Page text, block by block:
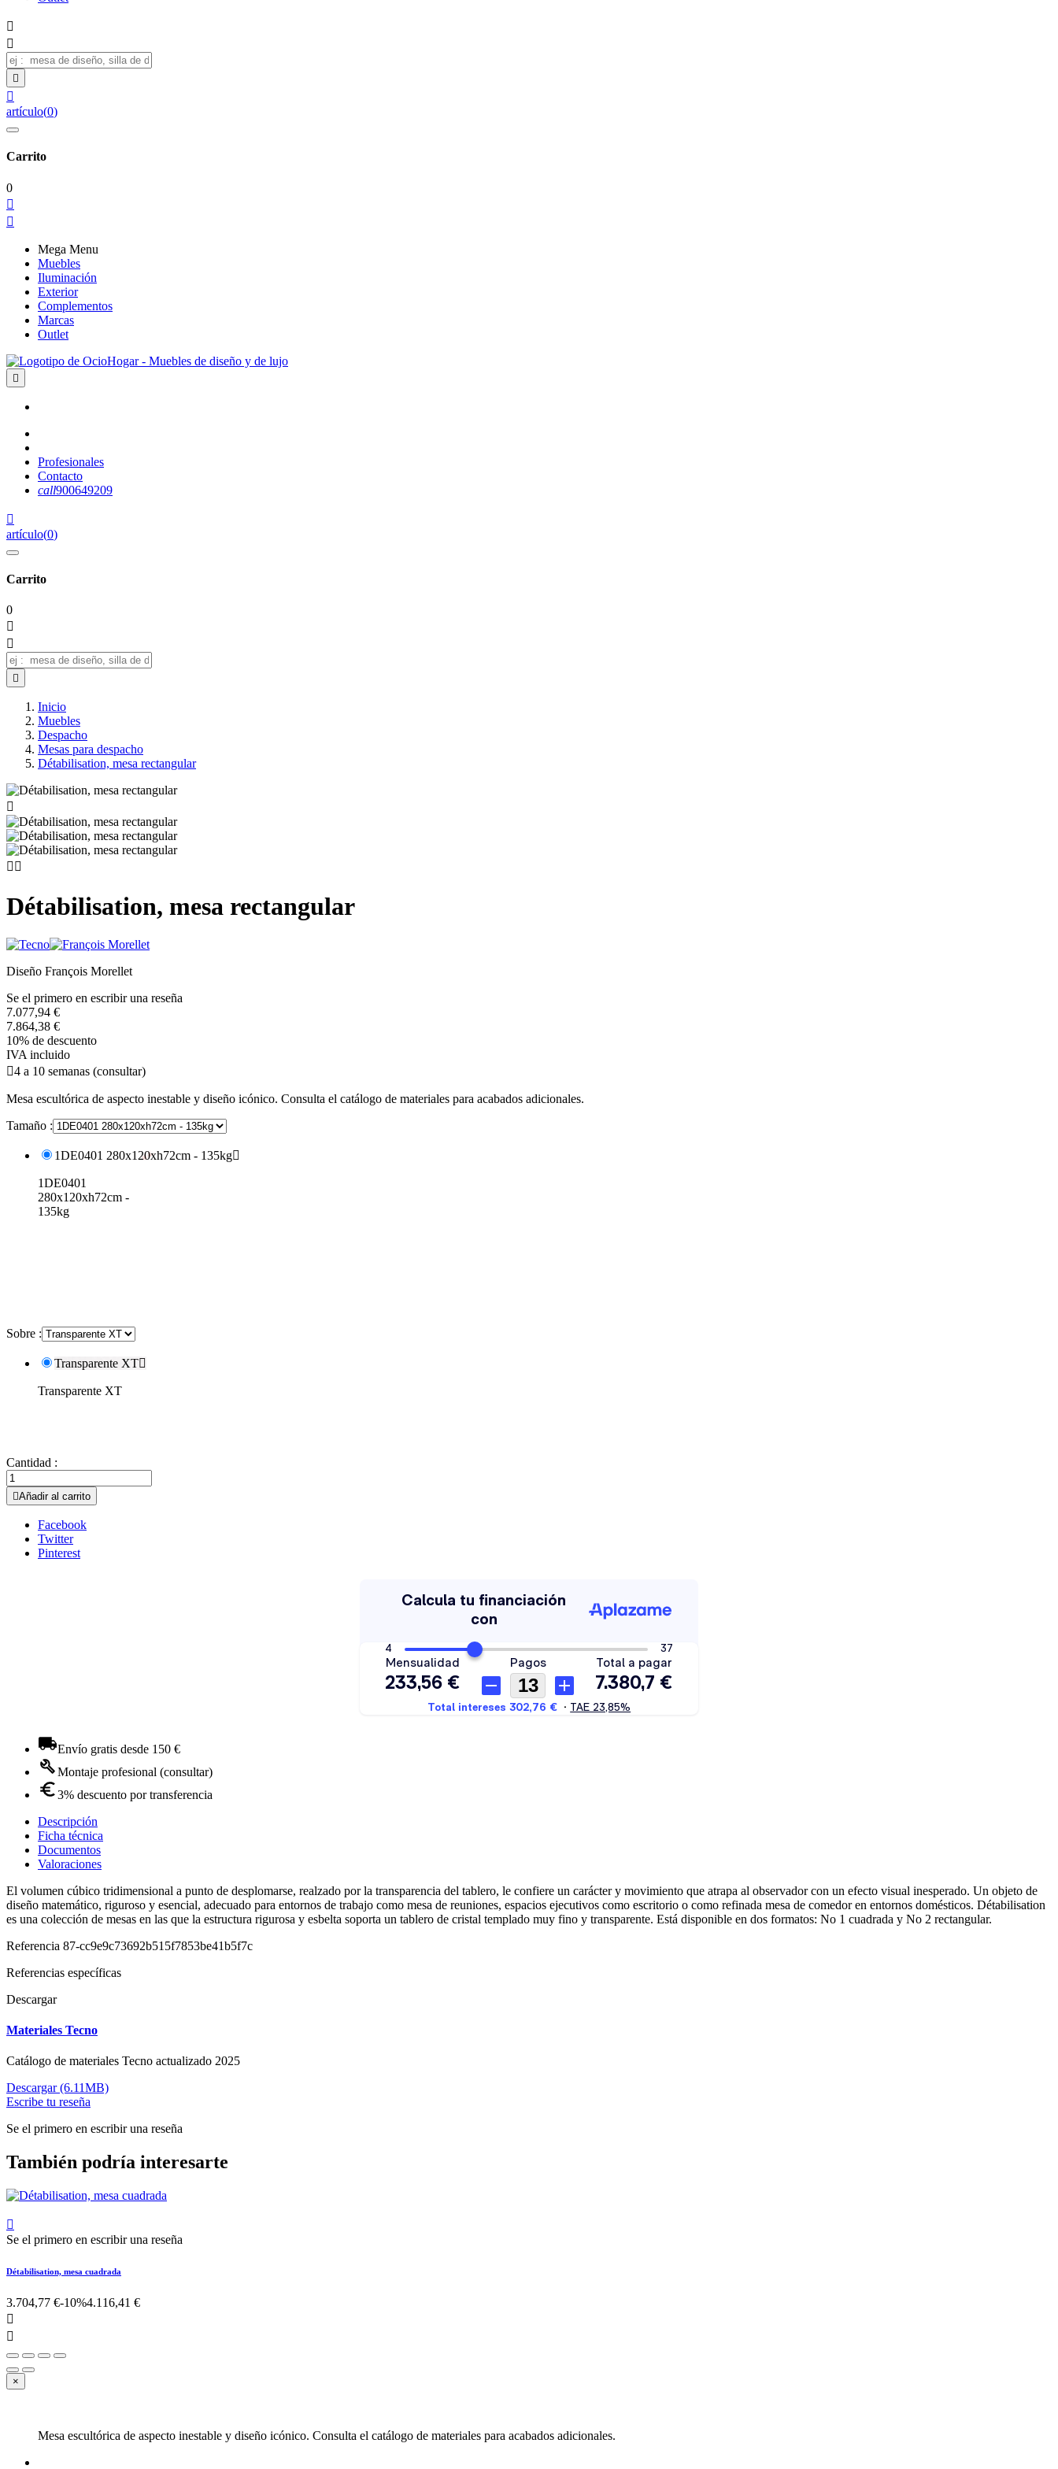




artículo(0)
Carrito
0


Mega Menu
Muebles
Iluminación
Exterior
Complementos
Marcas
Outlet

Profesionales
Contacto
call900649209

artículo(0)
Carrito
0



Inicio
Muebles
Despacho
Mesas para despacho
Détabilisation, mesa rectangular

 
Détabilisation, mesa rectangular
Diseño François Morellet
Se el primero en escribir una reseña
7.077,94 €
7.864,38 €
10% de descuento
IVA incluido
4 a 10 semanas (consultar)
Mesa escultórica de aspecto inestable y diseño icónico. Consulta el catálogo de materiales para acabados adicionales.
Tamaño :
1DE0401 280x120xh72cm - 135kg
1DE0401
280x120xh72cm -
135kg
Sobre :
Transparente XT
Transparente XT
Cantidad :
Añadir al carrito
Facebook
Twitter
Pinterest
Envío gratis desde 150 €
Montaje profesional (consultar)
3% descuento por transferencia
Descripción
Ficha técnica
Documentos
Valoraciones
El volumen cúbico tridimensional a punto de desplomarse, realzado por la transparencia del tablero, le confiere un carácter y movimiento que atrapa al observador con un efecto visual inesperado. Un objeto de
diseño matemático, riguroso y esencial, adecuado para entornos de trabajo como mesa de reuniones, espacios ejecutivos como escritorio o como refinada mesa de comedor en entornos domésticos. Détabilisation
es una colección de mesas en las que la estructura rigurosa y esbelta soporta un tablero de cristal templado muy fino y transparente. Está disponible en dos formatos: No 1 cuadrada y No 2 rectangular.
Referencia 87-cc9e9c73692b515f7853be41b5f7c
Referencias específicas
Descargar
Materiales Tecno
Catálogo de materiales Tecno actualizado 2025
Descargar (6.11MB)
Escribe tu reseña
Se el primero en escribir una reseña
También podría interesarte

Se el primero en escribir una reseña
Détabilisation, mesa cuadrada
3.704,77 €-10%4.116,41 €


×
Mesa escultórica de aspecto inestable y diseño icónico. Consulta el catálogo de materiales para acabados adicionales.